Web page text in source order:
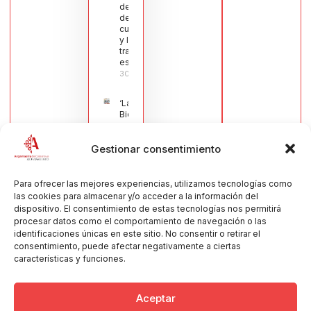
Gestionar consentimiento
Para ofrecer las mejores experiencias, utilizamos tecnologías como
las cookies para almacenar y/o acceder a la información del
dispositivo. El consentimiento de estas tecnologías nos permitirá
procesar datos como el comportamiento de navegación o las
identificaciones únicas en este sitio. No consentir o retirar el
consentimiento, puede afectar negativamente a ciertas
características y funciones.
Aceptar
del sector
de la
cuchillería
y la navaja
tradicional
española
30/07/2026
‘La
Bienvenida’,
estampa de
de la Virgen
Muñoz
Muñoz,
anuncia las
Fiestas
Patronales
2026
30/07/2026